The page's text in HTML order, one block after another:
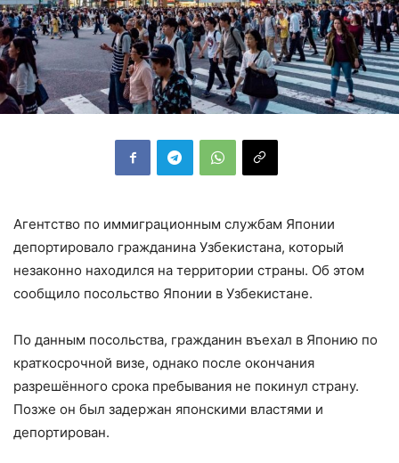
Агентство по иммиграционным службам Японии
депортировало гражданина Узбекистана, который
незаконно находился на территории страны. Об этом
сообщило посольство Японии в Узбекистане.
По данным посольства, гражданин въехал в Японию по
краткосрочной визе, однако после окончания
разрешённого срока пребывания не покинул страну.
Позже он был задержан японскими властями и
депортирован.